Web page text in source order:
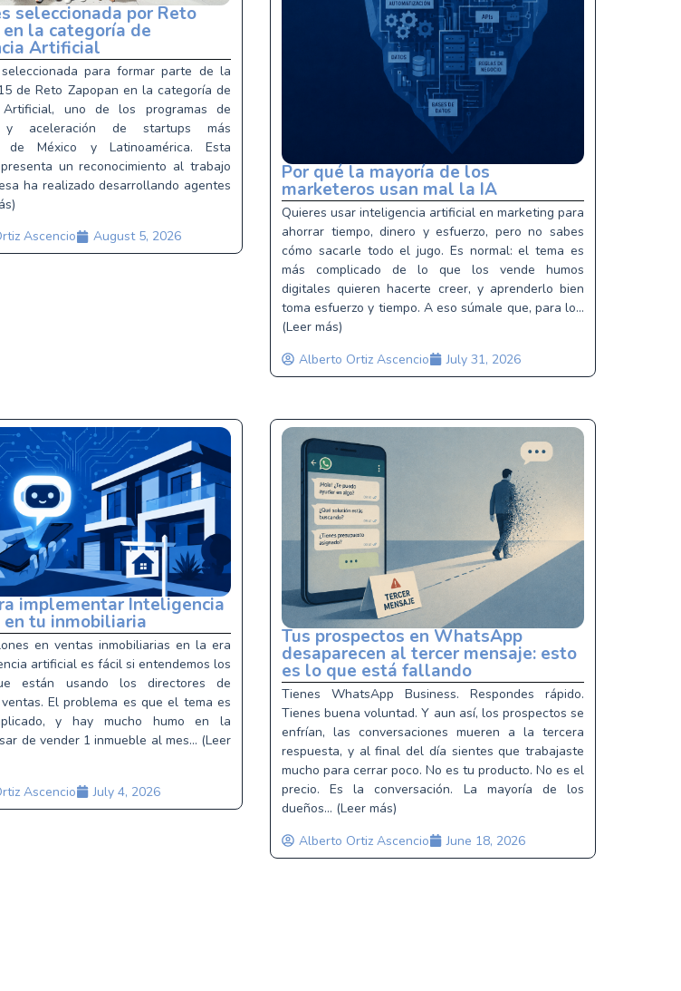
seleccionada por Reto
en la categoría de
Artificial
para formar parte de la
de Reto Zapopan en la categoría de
Artificial, uno de los programas de
y aceleración de startups más
de México y Latinoamérica. Esta
un reconocimiento al trabajo
ha realizado desarrollando agentes
Ascencio
August 5, 2026
Por qué la mayoría de los
marketeros usan mal la IA
Quieres usar inteligencia artificial en marketing para
ahorrar tiempo, dinero y esfuerzo, pero no sabes
cómo sacarle todo el jugo. Es normal: el tema es
más complicado de lo que los vende humos
digitales quieren hacerte creer, y aprenderlo bien
toma esfuerzo y tiempo. A eso súmale que, para lo...
(Leer más)
Alberto Ortiz Ascencio
July 31, 2026
implementar Inteligencia
tu inmobiliaria
en ventas inmobiliarias en la era
artificial es fácil si entendemos los
están usando los directores de
El problema es que el tema es
y hay mucho humo en la
de vender 1 inmueble al mes... (Leer
Ascencio
July 4, 2026
Tus prospectos en WhatsApp
desaparecen al tercer mensaje: esto
es lo que está fallando
Tienes WhatsApp Business. Respondes rápido.
Tienes buena voluntad. Y aun así, los prospectos se
enfrían, las conversaciones mueren a la tercera
respuesta, y al final del día sientes que trabajaste
mucho para cerrar poco. No es tu producto. No es el
precio. Es la conversación. La mayoría de los
dueños... (Leer más)
Alberto Ortiz Ascencio
June 18, 2026